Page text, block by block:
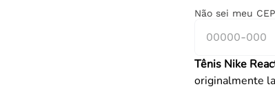
Não sei meu CEP
Tênis Nike
originalmente